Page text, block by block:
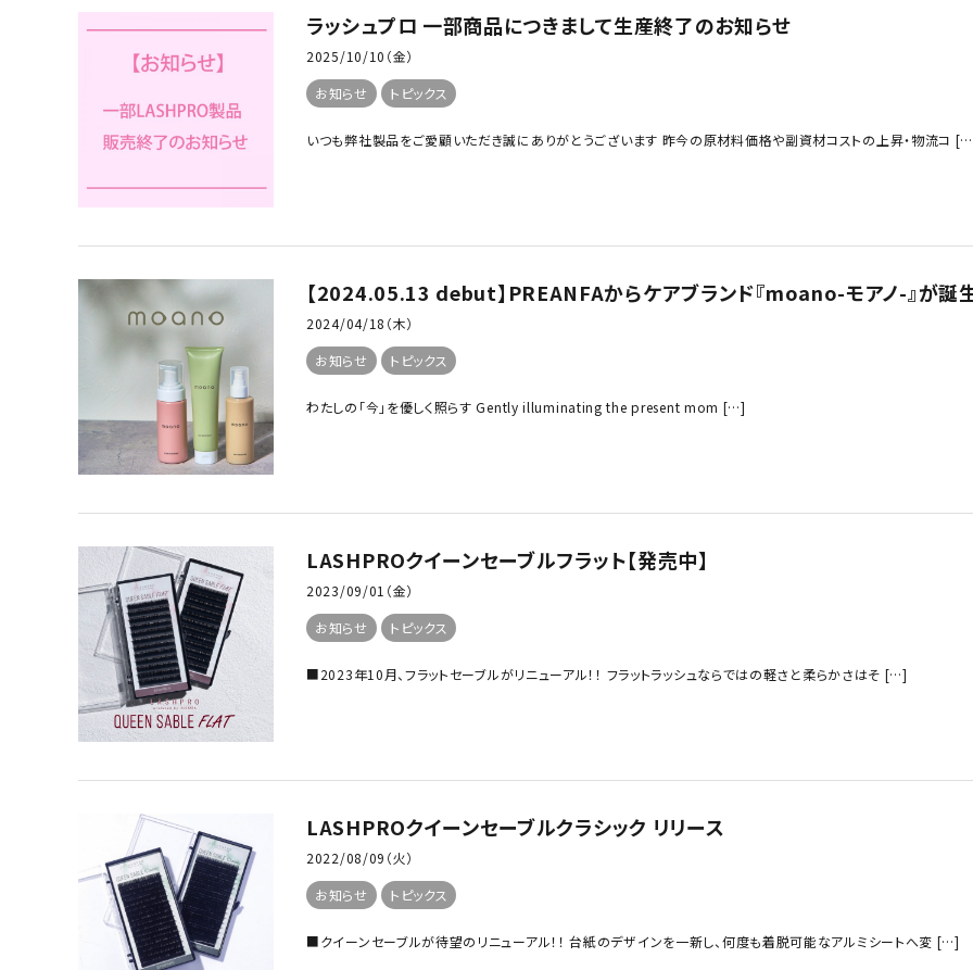
ラッシュプロ 一部商品につきまして生産終了のお知らせ
2025/10/10（金）
お知らせ
トピックス
いつも弊社製品をご愛顧いただき誠にありがとうございます 昨今の原材料価格や副資材コストの上昇・物流コ
【2024.05.13 debut】PREANFAからケアブランド『moano-モアノ-』が誕生
2024/04/18（木）
お知らせ
トピックス
わたしの「今」を優しく照らす Gently illuminating the present mom […]
LASHPROクイーンセーブルフラット【発売中】
2023/09/01（金）
お知らせ
トピックス
■2023年10月、フラットセーブルがリニューアル！！ フラットラッシュならではの軽さと柔らかさはそ […]
LASHPROクイーンセーブルクラシック リリース
2022/08/09（火）
お知らせ
トピックス
■クイーンセーブルが待望のリニューアル！！ 台紙のデザインを一新し、何度も着脱可能なアルミシートへ変 […]